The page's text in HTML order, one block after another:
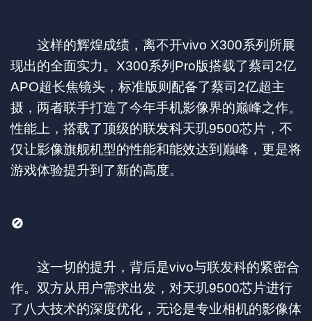
这样的辉煌成绩，离不开vivo X300系列所展
现出的全面实力。X300系列Pro版搭载了蔡司2亿
APO超长焦镜头，标准版则配备了蔡司2亿超主
摄，两者联手打造了今年手机影像界的巅峰之作。
性能上，搭载了顶级的联发科天玑9500芯片，不
仅让影像旗舰机型的性能和能效达到巅峰，更是将
游戏体验提升到了新的高度。
🚫
这一切的提升，背后是vivo与联发科的紧密合
作。双方从用户需求出发，对天玑9500芯片进行
了八大技术的深度优化，无论是专业相机的影像体